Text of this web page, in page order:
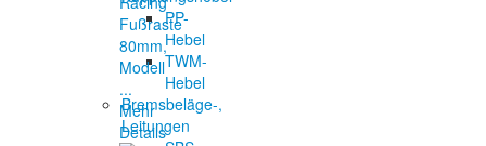
PP-
Hebel
TWM-
Hebel
Bremsbeläge-,
Leitungen
Fußraste
80mm,
Modell
...
Mehr
Details